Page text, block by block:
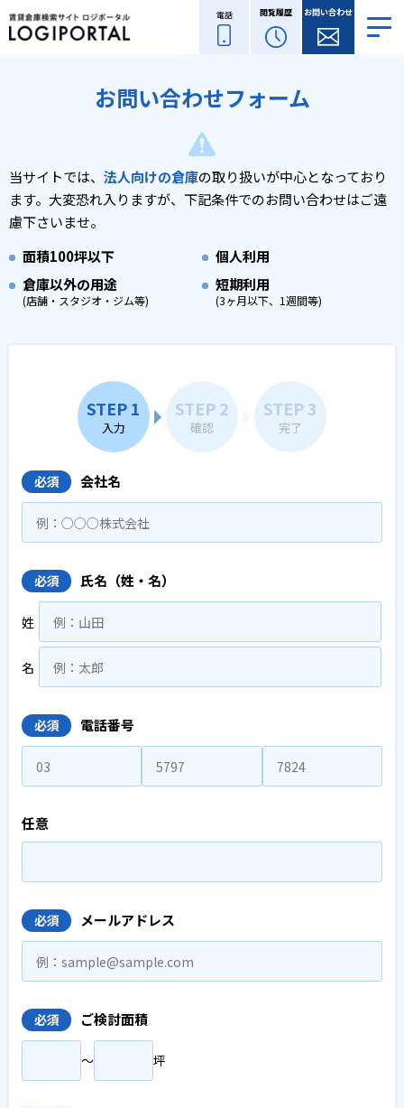
電話 閲覧履歴 お問い合わせ
お問い合わせフォーム
当サイトでは、 法人向けの倉庫の取り扱いが中心となっており
ます。 大変恐れ入りますが、下記条件でのお問い合わせはご遠
慮下さいませ。
面積100坪以下
個人利用
倉庫以外の用途
(店舗・スタジオ・ジム等)
短期利用
(3ヶ月以下、1週間等)
STEP 1
入力
STEP 2
確認
STEP 3
完了
必須 会社名
必須 氏名（姓・名）
姓
名
必須 電話番号
任意
必須 メールアドレス
必須 ご検討面積
〜 坪